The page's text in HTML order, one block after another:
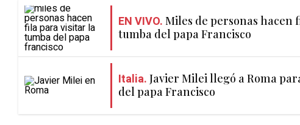
EN VIVO. Miles de personas hacen
tumba del papa Francisco
Italia. Javier Milei llegó a Roma
del papa Francisco